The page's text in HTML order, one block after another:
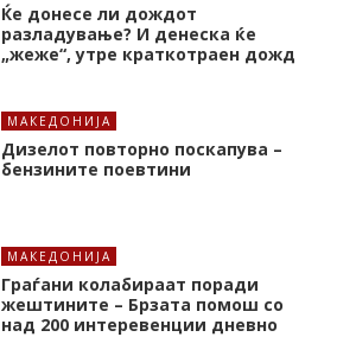
Ќе донесе ли дождот
разладување? И денеска ќе
„жеже“, утре краткотраен дожд
МАКЕДОНИЈА
Дизелот повторно поскапува –
бензините поевтини
МАКЕДОНИЈА
Граѓани колабираат поради
жештините – Брзата помош со
над 200 интеревенции дневно